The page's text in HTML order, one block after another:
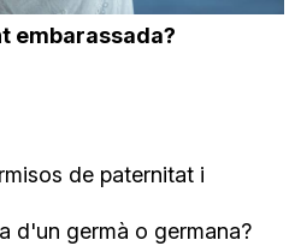
embarassada?
de paternitat i
d'un germà o germana?